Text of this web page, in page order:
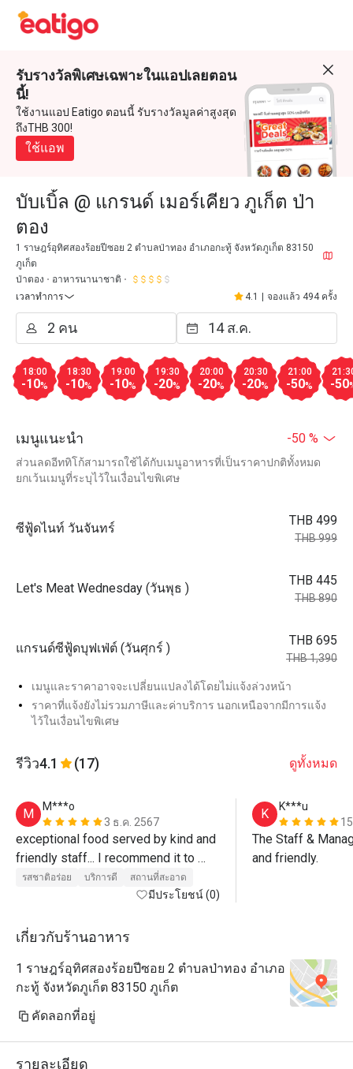
รับรางวัลพิเศษเฉพาะในแอปเลยตอน
นี้!
ใช้งานแอป Eatigo ตอนนี้ รับรางวัลมูลค่าสูงสุด
ถึงTHB 300!
ใช้แอพ
บับเบิ้ล @ แกรนด์ เมอร์เคียว ภูเก็ต ป่า
ตอง
1 ราษฎร์อุทิศสองร้อยปีซอย 2 ตำบลป่าทอง อำเภอกะทู้ จังหวัดภูเก็ต 83150
ภูเก็ต
ป่าตอง
อาหารนานาชาติ
เวลาทำการ
4.1 จองแล้ว 494 ครั้ง
18:00
-10%
18:30
-10%
19:00
-10%
19:30
-20%
20:00
-20%
20:30
-20%
21:00
-50% -50
เมนูแนะนำ -50 %
ส่วนลดอีททิโก้สามารถใช้ได้กับเมนูอาหารที่เป็นราคาปกติทั้งหมด
ยกเว้นเมนูที่ระบุไว้ในเงื่อนไขพิเศษ
ซีฟู้ดไนท์ วันจันทร์
THB 499
THB 999
Let's Meat Wednesday (วันพุธ )
THB 445
THB 890
แกรนด์ซีฟู้ดบุฟเฟ่ต์ (วันศุกร์ )
THB 695
THB 1,390
เมนูและราคาอาจจะเปลี่ยนแปลงได้โดยไม่แจ้งล่วงหน้า
ราคาที่แจ้งยังไม่รวมภาษีและค่าบริการ นอกเหนือจากมีการแจ้ง
ไว้ในเงื่อนไขพิเศษ
รีวิว4.1 (17) ดูทั้งหมด
M
M***o
3 ธ.ค. 2567
exceptional food served by kind and
friendly staff... I recommend it to
everyone for the high quality of
food”...Congratulations
รสชาติอร่อย บริการดี สถานที่สะอาด
มีประโยชน์ (0)
K
K***u
The Staff &
and friendly.
เกี่ยวกับร้านอาหาร
1 ราษฎร์อุทิศสองร้อยปีซอย 2 ตำบลป่าทอง อำเภอ
กะทู้ จังหวัดภูเก็ต 83150 ภูเก็ต
คัดลอกที่อยู่
รายละเอียด